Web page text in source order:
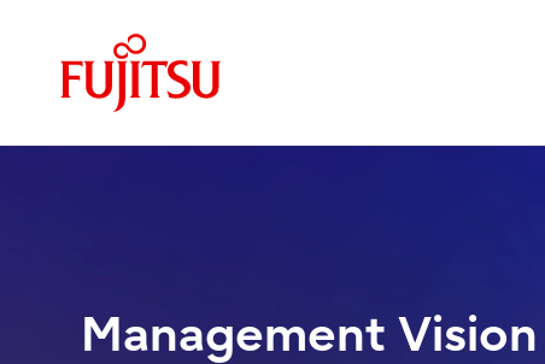
Management Vision